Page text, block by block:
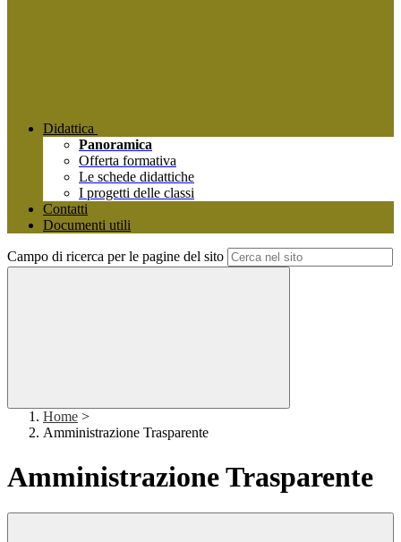
Didattica
Panoramica
Offerta formativa
Le schede didattiche
I progetti delle classi
Contatti
Documenti utili
Campo di ricerca per le pagine del sito
Home >
Amministrazione Trasparente
Amministrazione Trasparente